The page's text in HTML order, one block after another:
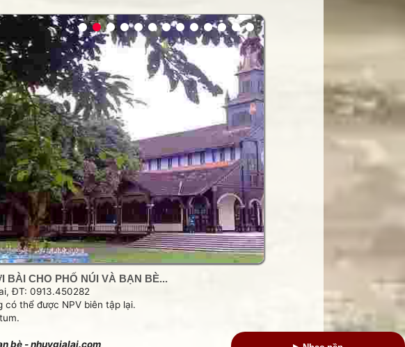
5/4/12
vang
BÀI CHO PHỐ NÚI VÀ BẠN BÈ...
ĐT: 0913.450282
có thể được NPV biên tập lại.
bè - nhuygialai.com